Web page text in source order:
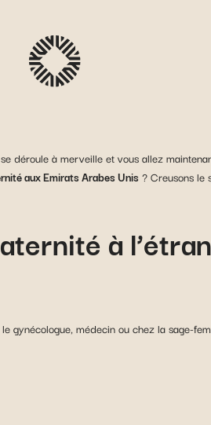
déroule à merveille et vous allez
aux Emirats Arabes Unis ? Creusons le
à
médecin ou chez la sage-